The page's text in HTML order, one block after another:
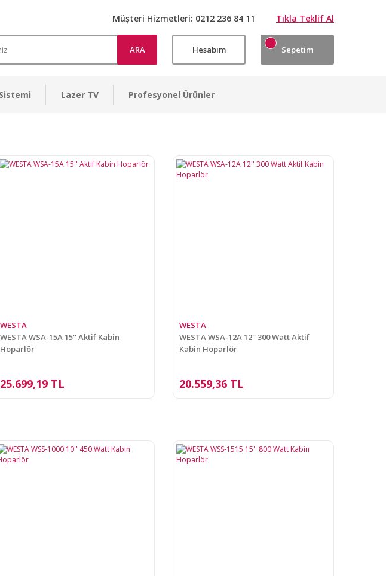
Müşteri Hizmetleri: 0212 236 84 11 Tıkla Teklif Al
ARA Hesabım Sepetim
Lazer TV Profesyonel Ürünler
WESTA
WESTA WSA-15A 15'' Aktif Kabin
Hoparlör
25.699,19 TL
WESTA
WESTA WSA-12A 12'' 300 Watt Aktif
Kabin Hoparlör
20.559,36 TL